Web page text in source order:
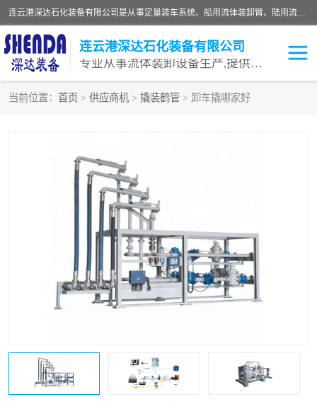
连云港深达石化装备有限公司是从事定量装车系统、船用流体装卸臂、陆用流体装卸臂（鹤管）、活动梯、钢构平台等全系列流体装卸设备的设计、制造、销售以及服务的专业供应商。公司始终以客户为中心，密切跟踪国内外油气储运及装卸设备先进技术的发展，以先进的技术、优质的产品、一流的服务，满足客户需求。
连云港深达石化装备有限公司
专业从事流体装卸设备生产,提供全面解决方案，生产与定制服务
当前位置： 首页 > 供应商机 > 撬装鹤管 > 卸车撬哪家好
液氨装鹤管
汽车鹤管
火车鹤管